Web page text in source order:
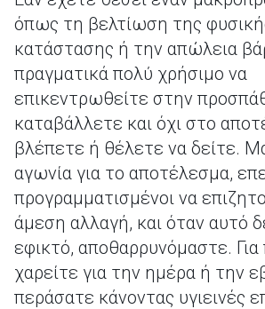
όπως τη βελτίωση της
κατάστασης ή την απώλεια
πραγματικά πολύ χρήσιμο να
επικεντρωθείτε στην
καταβάλλετε και όχι στο
βλέπετε ή θέλετε να δείτε.
αγωνία για το αποτέλεσμα,
προγραμματισμένοι να
άμεση αλλαγή, και όταν αυτό
εφικτό, αποθαρρυνόμαστε. Για
χαρείτε για την ημέρα ή την
περάσατε κάνοντας υγιεινές